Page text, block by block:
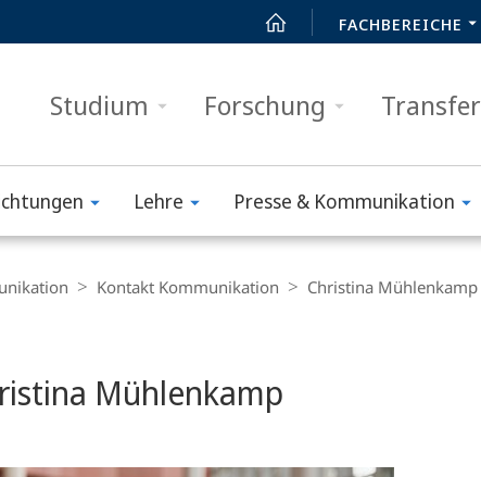
FACHBEREICHE
Studium Forschung Transfer
Lehre Presse & Kommunikation
Kontakt Kommunikation Christina Mühlenkamp
Mühlenkamp